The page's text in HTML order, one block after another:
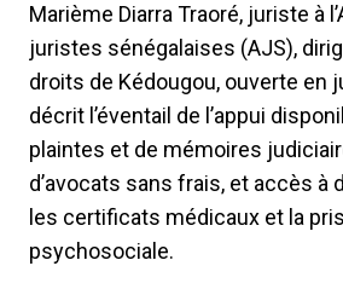
Marième Diarra Traoré, juriste à
juristes sénégalaises (AJS),
droits de Kédougou, ouverte en
décrit l’éventail de l’appui
plaintes et de mémoires
d’avocats sans frais, et accès à
les certificats médicaux et la
psychosociale.